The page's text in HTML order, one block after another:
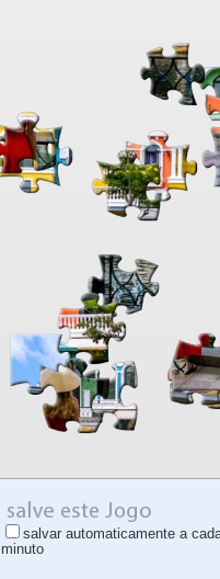
salvar automaticamente a
minuto